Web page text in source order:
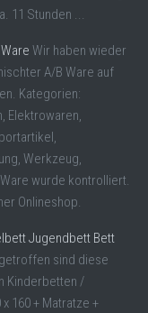
11 Stunden ...
Wir haben wieder
A/B Ware auf
Kategorien:
Elektrowaren,
Werkzeug,
wurde kontrolliert.
Onlineshop.
Jugendbett Bett
sind diese
Kinderbetten /
160 + Matratze +